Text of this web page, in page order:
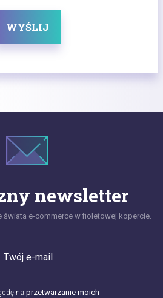
WYŚLIJ
newsletter
świata e-commerce w fioletowej kopercie.
Twój e-mail
na przetwarzanie moich